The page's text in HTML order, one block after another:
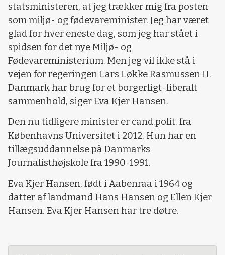
statsministeren, at jeg trækker mig fra posten
som miljø- og fødevareminister. Jeg har været
glad for hver eneste dag, som jeg har stået i
spidsen for det nye Miljø- og
Fødevareministerium. Men jeg vil ikke stå i
vejen for regeringen Lars Løkke Rasmussen II.
Danmark har brug for et borgerligt-liberalt
sammenhold, siger Eva Kjer Hansen.
Den nu tidligere minister er cand.polit. fra
Københavns Universitet i 2012. Hun har en
tillægsuddannelse på Danmarks
Journalisthøjskole fra 1990-1991.
Eva Kjer Hansen, født i Aabenraa i 1964 og
datter af landmand Hans Hansen og Ellen Kjer
Hansen. Eva Kjer Hansen har tre døtre.